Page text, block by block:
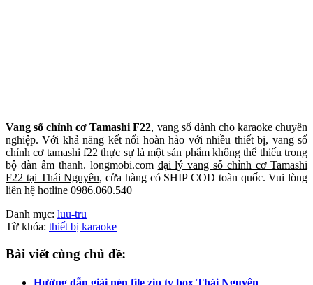
Vang số chỉnh cơ Tamashi F22, vang số dành cho karaoke chuyên
nghiệp. Với khả năng kết nối hoàn hảo với nhiều thiết bị, vang số
chỉnh cơ tamashi f22 thực sự là một sản phẩm không thể thiếu trong
bộ dàn âm thanh. longmobi.com đại lý vang số chỉnh cơ Tamashi
F22 tại Thái Nguyên, cửa hàng có SHIP COD toàn quốc. Vui lòng
liên hệ hotline 0986.060.540
Danh mục: luu-tru
Từ khóa: thiết bị karaoke
Bài viết cùng chủ đề: